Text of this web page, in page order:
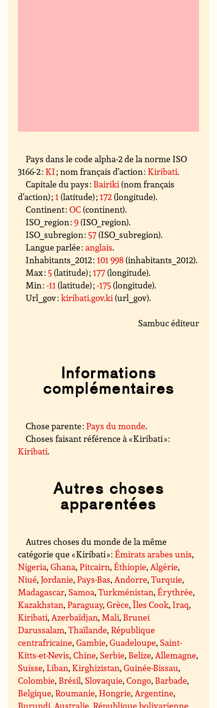
Pays dans le code alpha-2 de la norme ISO
3166-2 :KI; nom français d’action :Kiribati.
Capitale du pays : Bairiki(nom français
d’action) ;1 (latitude) ;172 (longitude).
Continent :OC (continent).
ISO_region :9 (ISO_region).
ISO_subregion : 57 (ISO_subregion).
Langue parlée :anglais.
Inhabitants_2012 :101 998 (inhabitants_2012).
Max : 5 (latitude) ;177 (longitude).
Min :-11 (latitude) ;-175 (longitude).
Url_gov :kiribati.gov.ki(url_gov).
Sambuc éditeur
Informations
complémentaires
Chose parente :Pays du monde.
Choses faisant référence à « Kiribati » :
Kiribati.
Autres choses
apparentées
Autres choses du monde de la même
catégorie que « Kiribati » :Émirats arabes unis,
Nigeria,Ghana,Pitcairn,Éthiopie,Algérie,
Niué,Jordanie,Pays-Bas,Andorre,Turquie,
Madagascar, Samoa,Turkménistan,Érythrée,
Kazakhstan,Paraguay,Grèce,Îles Cook, Iraq,
Kiribati,Azerbaïdjan,Mali, Brunei
Darussalam,Thaïlande,République
centrafricaine,Gambie,Guadeloupe, Saint-
Kitts-et-Nevis,Chine, Serbie, Belize,Allemagne,
Suisse,Liban,Kirghizistan,Guinée-Bissau,
Colombie, Brésil, Slovaquie,Congo, Barbade,
Belgique,Roumanie,Hongrie,Argentine,
Burundi, Australie,République bolivarienne